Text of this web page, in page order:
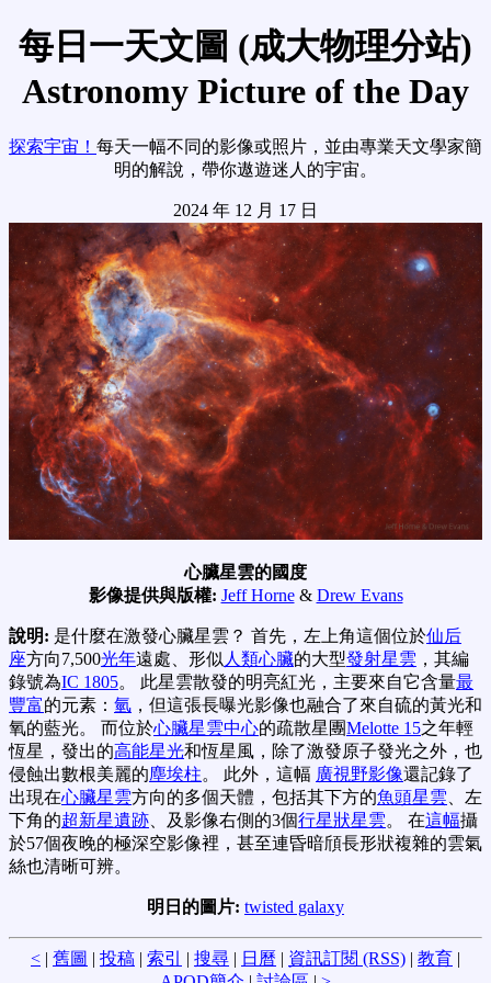
每日一天文圖 (成大物理分站)
Astronomy Picture of the Day
探索宇宙！ 每天一幅不同的影像或照片，並由專業天文學家簡
明的解說，帶你遨遊迷人的宇宙。
2024 年 12 月 17 日
心臟星雲的國度
影像提供與版權: Jeff Horne& Drew Evans
說明: 是什麼在激發心臟星雲？ 首先，左上角這個位於仙后
座方向7,500光年遠處、形似 人類心臟的大型發射星雲 ，其編
錄號為IC 1805。 此星雲散發的明亮紅光，主要來自它含量最
豐富的元素： 氫 ，但這張長曝光影像也融合了來自硫的黃光和
氧的藍光。 而位於心臟星雲中心的疏散星團Melotte 15之年輕
恆星，發出的高能星光和恆星風，除了激發原子發光之外，也
侵蝕出數根美麗的塵埃柱。 此外，這幅 廣視野影像還記錄了
出現在心臟星雲方向的多個天體，包括其下方的魚頭星雲 、左
下角的超新星遺跡 、及影像右側的3個行星狀星雲。 在這幅攝
於57個夜晚的極深空影像裡，甚至連昏暗頎長形狀複雜的雲氣
絲也清晰可辨。
明日的圖片: twisted galaxy
< | 舊圖 | 投稿 | 索引 | 搜尋 | 日曆 | 資訊訂閱 (RSS) | 教育 |